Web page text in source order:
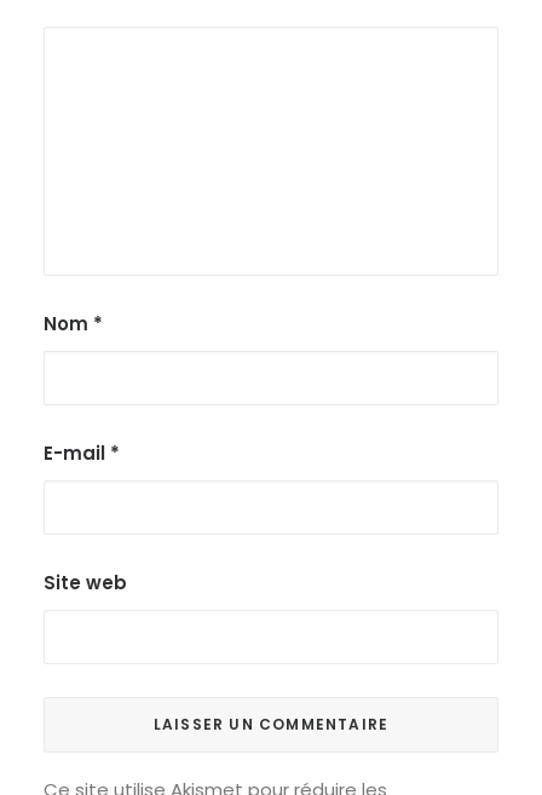
Nom *
E-mail *
Site web
Ce site utilise Akismet pour réduire les